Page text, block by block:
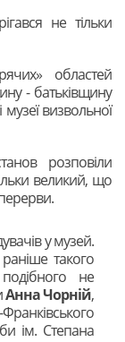
не тільки
областей
- батьківщину
музеї визвольної
розповіли
великий, що
у музей.
такого
не
Анна Чорній,
ім. Степана